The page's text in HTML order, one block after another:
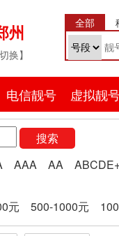
州
换】
全部
电信靓号 虚拟靓
搜索
AAA AA
元 500-1000元